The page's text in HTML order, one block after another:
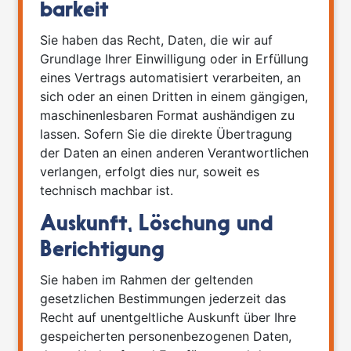
barkeit
Sie haben das Recht, Daten, die wir auf
Grundlage Ihrer Einwilligung oder in Erfüllung
eines Vertrags automatisiert verarbeiten, an
sich oder an einen Dritten in einem gängigen,
maschinenlesbaren Format aushändigen zu
lassen. Sofern Sie die direkte Übertragung
der Daten an einen anderen Verantwortlichen
verlangen, erfolgt dies nur, soweit es
technisch machbar ist.
Auskunft, Löschung und
Berichtigung
Sie haben im Rahmen der geltenden
gesetzlichen Bestimmungen jederzeit das
Recht auf unentgeltliche Auskunft über Ihre
gespeicherten personenbezogenen Daten,